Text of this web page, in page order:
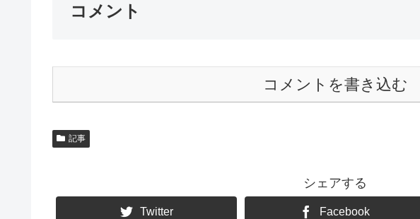
コメント
コメントを書き込む
記事
シェアする
Twitter Facebook